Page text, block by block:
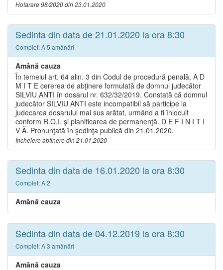
Hotarare 98/2020 din 23.01.2020
Sedinta din data de 21.01.2020 la ora 8:30
Complet: A 5 amânări
Amână cauza
În temeiul art. 64 alin. 3 din Codul de procedură penală, A D
M I T E cererea de abţinere formulată de domnul judecător
SILVIU ANTI în dosarul nr. 632/32/2019. Constată că domnul
judecător SILVIU ANTI este incompatibil să participe la
judecarea dosarului mai sus arătat, urmând a fi înlocuit
conform R.O.I. şi planificarea de permanenţă. D E F I N I T I
V Ă. Pronunţată în şedinţa publică din 21.01.2020.
Incheiere abtinere din 21.01.2020
Sedinta din data de 16.01.2020 la ora 8:30
Complet: A 2
Amână cauza
Sedinta din data de 04.12.2019 la ora 8:30
Complet: A 3 amânări
Amână cauza